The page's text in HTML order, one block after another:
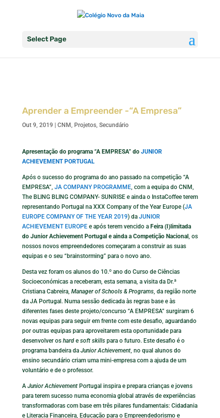
Select Page
Aprender a Empreender -“A Empresa”
Out 9, 2019 CNM, Projetos, Secundário
Apresentação do programa “A EMPRESA” do JUNIOR
ACHIEVEMENT PORTUGAL
Após o sucesso do programa do ano passado na competição “A
EMPRESA”, JA COMPANY PROGRAMME, com a equipa do CNM,
The BLING BLING COMPANY- SUNRISE e ainda o InstaCoffee terem
representando Portugal na XXX Company of the Year Europe (JA
EUROPE COMPANY OF THE YEAR 2019) da JUNIOR
ACHIEVEMENT EUROPEe após terem vencido aFeira (I)limitada
do Junior Achievement Portugal e ainda a Competição Nacional , os
nossos novos empreendedores começaram a construir as suas
equipas e o seu “brainstorming” para o novo ano.
Desta vez foram os alunos do 10.º ano do Curso de Ciências
Socioeconómicas a receberam, esta semana, a visita da Dr.ª
Cristiana Cabreira, Manager of Schools & Programs, da região norte
da JA Portugal. Numa sessão dedicada às regras base e às
diferentes fases deste projeto/concurso “A EMPRESA” surgiram 6
novas equipas para seguir em frente com este desafio, aguardando
por outras equipas para aproveitarem esta oportunidade para
desenvolver os harde soft skillspara o futuro. Este desafio é o
programa bandeira da Junior Achievement, no qual alunos do
ensino secundário criam uma mini-empresa com a ajuda de um
voluntário e de o professor.
A Junior AchievementPortugal inspira e prepara crianças e jovens
para terem sucesso numa economia global através de experiências
transformadoras com base em três pilares fundamentais: Cidadania
e Literacia Financeira, Educação para o Empreendedorismo e